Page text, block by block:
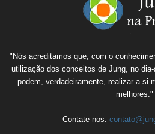
"Nós acreditamos que, com o
utilização dos conceitos de Jung, no
podem, verdadeiramente, realizar a si
melhores."
Contate-nos: